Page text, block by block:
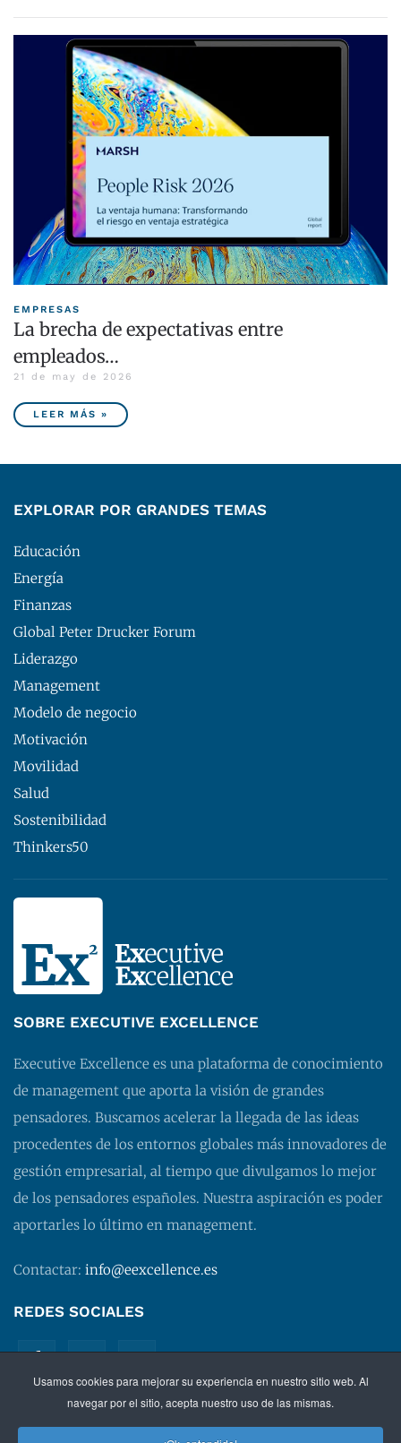
Usamos cookies para mejorar su experiencia en nuestro sitio web. Al
navegar por el sitio, acepta nuestro uso de las mismas.
EMPRESAS
La brecha de expectativas entre
empleados…
21 de may de 2026
LEER MÁS »
EXPLORAR POR GRANDES TEMAS
Educación
Energía
Finanzas
Global Peter Drucker Forum
Liderazgo
Management
Modelo de negocio
Motivación
Movilidad
Salud
Sostenibilidad
Thinkers50
SOBRE EXECUTIVE EXCELLENCE
Executive Excellence es una plataforma de conocimiento
de management que aporta la visión de grandes
pensadores. Buscamos acelerar la llegada de las ideas
procedentes de los entornos globales más innovadores de
gestión empresarial, al tiempo que divulgamos lo mejor
de los pensadores españoles. Nuestra aspiración es poder
aportarles lo último en management.
Contactar: info@eexcellence.es
REDES SOCIALES